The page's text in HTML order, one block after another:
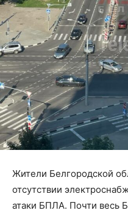
Жители Белгородской
отсутствии
атаки БПЛА. Почти весь